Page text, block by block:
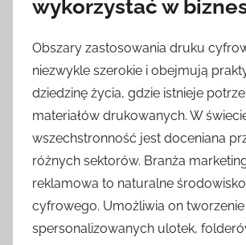
wykorzystać w
Obszary zastosowania druku
niezwykle szerokie i obejmują
dziedzinę życia, gdzie istnieje
materiałów drukowanych. W
wszechstronność jest doceniana
różnych sektorów. Branża
reklamowa to naturalne
cyfrowego. Umożliwia on tworzenie
spersonalizowanych ulotek,